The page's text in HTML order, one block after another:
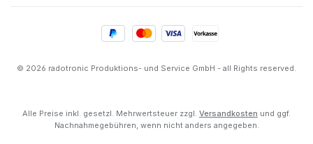
© 2026 radotronic Produktions- und Service GmbH - all Rights reserved.
Alle Preise inkl. gesetzl. Mehrwertsteuer zzgl. Versandkosten und ggf.
Nachnahmegebühren, wenn nicht anders angegeben.